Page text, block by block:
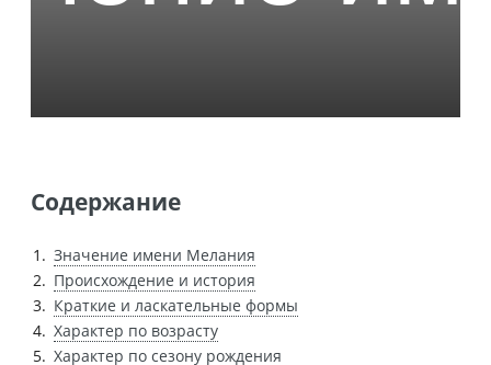
Содержание
Значение имени Мелания
Происхождение и история
Краткие и ласкательные формы
Характер по возрасту
Характер по сезону рождения